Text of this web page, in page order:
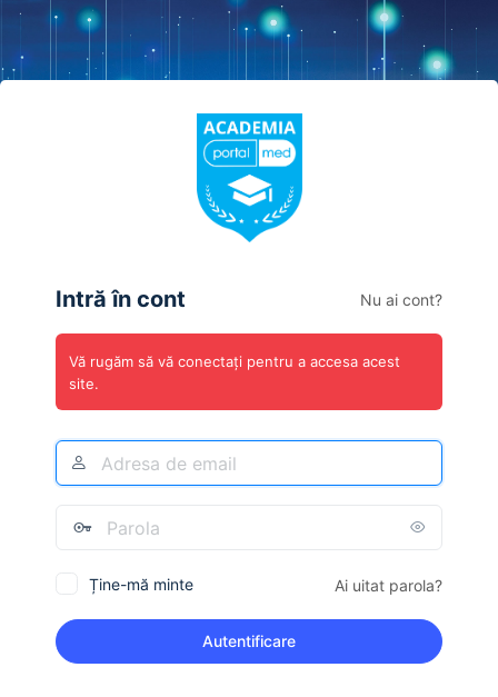
Autentificare
Intră în cont Nu ai cont?
Vă rugăm să vă conectați pentru a accesa acest
site.
Adresa
De
Mail
Ține-mă minte Ai uitat parola?